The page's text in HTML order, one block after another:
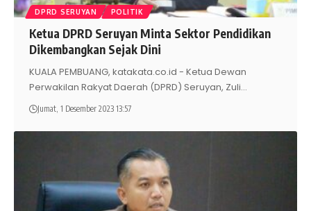
DPRD SERUYAN POLITIK
Ketua DPRD Seruyan Minta Sektor Pendidikan
Dikembangkan Sejak Dini
KUALA PEMBUANG, katakata.co.id - Ketua Dewan
Perwakilan Rakyat Daerah (DPRD) Seruyan, Zuli…
Jumat, 1 Desember 2023 13:57